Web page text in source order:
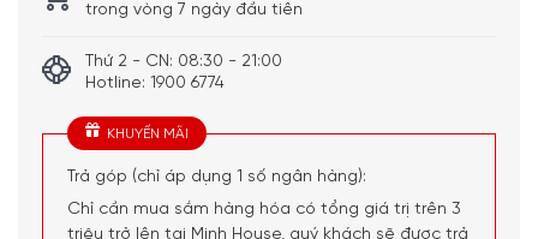
trong vòng 7 ngày đầu tiên
Thứ 2 - CN: 08:30 - 21:00
Hotline: 1900 6774
KHUYẾN MÃI
Trả góp (chỉ áp dụng 1 số ngân hàng):
Chỉ cần mua sắm hàng hóa có tổng giá trị trên 3
triệu trở lên tại Minh House, quý khách sẽ được trả